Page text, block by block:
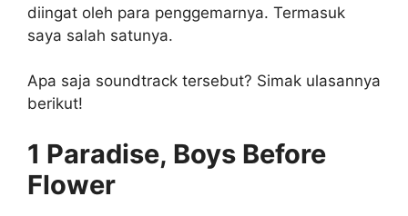
diingat oleh para penggemarnya. Termasuk
saya salah satunya.
Apa saja soundtrack tersebut? Simak ulasannya
berikut!
1 Paradise, Boys Before
Flower